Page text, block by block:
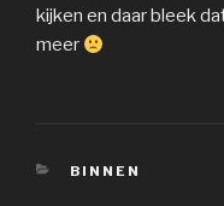
kijken en daar bleek
meer
CATEGORIEËN
BINNEN